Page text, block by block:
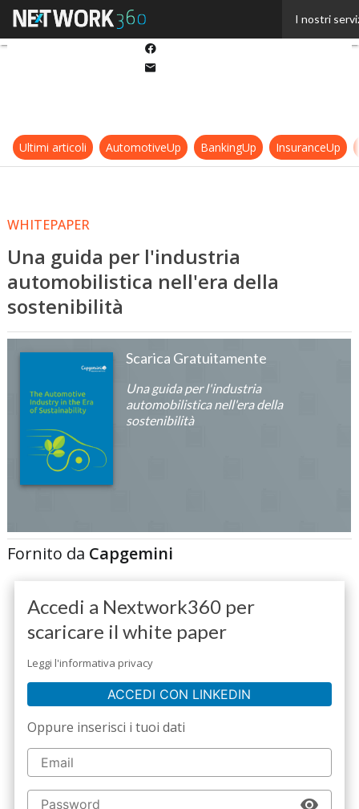
I nostri
Ultimi articoli AutomotiveUp BankingUp InsuranceUp
WHITEPAPER
Una guida per l'industria
automobilistica nell'era della
sostenibilità
Scarica Gratuitamente
Una guida per l'industria
automobilistica nell'era della
sostenibilità
Fornito da Capgemini
Accedi a Nextwork360 per
scaricare il white paper
Leggi l'informativa privacy
ACCEDI CON LINKEDIN
Oppure inserisci i tuoi dati